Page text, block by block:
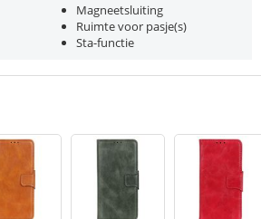
Magneetsluiting
Ruimte voor pasje(s)
Sta-functie